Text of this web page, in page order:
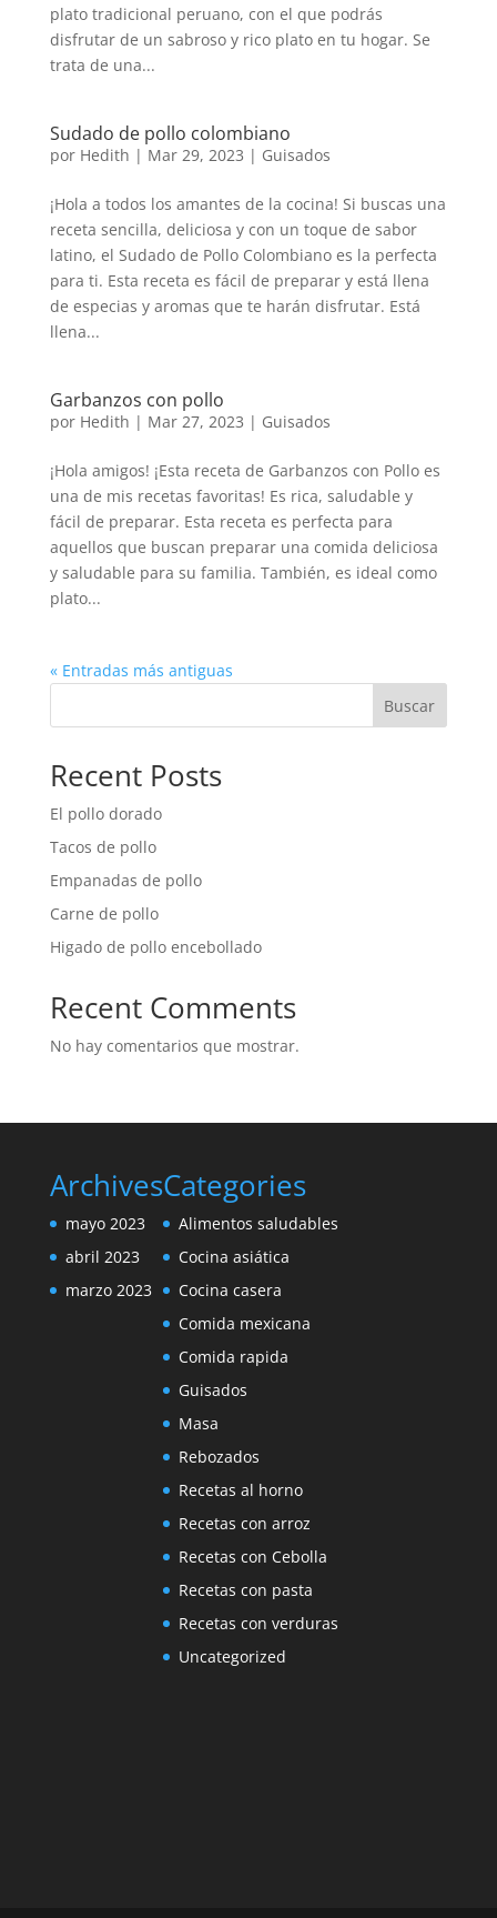
plato tradicional peruano, con el que podrás
disfrutar de un sabroso y rico plato en tu hogar. Se
trata de una...
Sudado de pollo colombiano
por Hedith | Mar 29, 2023 | Guisados
¡Hola a todos los amantes de la cocina! Si buscas una
receta sencilla, deliciosa y con un toque de sabor
latino, el Sudado de Pollo Colombiano es la perfecta
para ti. Esta receta es fácil de preparar y está llena
de especias y aromas que te harán disfrutar. Está
llena...
Garbanzos con pollo
por Hedith | Mar 27, 2023 | Guisados
¡Hola amigos! ¡Esta receta de Garbanzos con Pollo es
una de mis recetas favoritas! Es rica, saludable y
fácil de preparar. Esta receta es perfecta para
aquellos que buscan preparar una comida deliciosa
y saludable para su familia. También, es ideal como
plato...
« Entradas más antiguas
Buscar
Recent Posts
El pollo dorado
Tacos de pollo
Empanadas de pollo
Carne de pollo
Higado de pollo encebollado
Recent Comments
No hay comentarios que mostrar.
Archives
mayo 2023
abril 2023
marzo 2023
Categories
Alimentos saludables
Cocina asiática
Cocina casera
Comida mexicana
Comida rapida
Guisados
Masa
Rebozados
Recetas al horno
Recetas con arroz
Recetas con Cebolla
Recetas con pasta
Recetas con verduras
Uncategorized